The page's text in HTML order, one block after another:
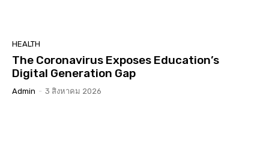
HEALTH
The Coronavirus Exposes Education’s
Digital Generation Gap
Admin - 3 สิงหาคม 2026